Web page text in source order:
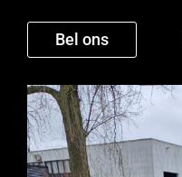
Bel ons